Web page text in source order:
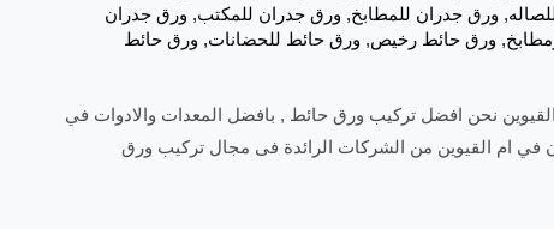
, ورق جدران للمطابخ, ورق جدران للمكتب, ورق جدران
, ورق حائط رخيص, ورق حائط للحضانات, ورق حائط
حائط تركيب ورق جدران ام القيوين نحن افضل تركيب ورق حائط , بافضل المعدات والادوات في
في ام القيوين من الشركات الرائدة فى مجال تركيب ورق